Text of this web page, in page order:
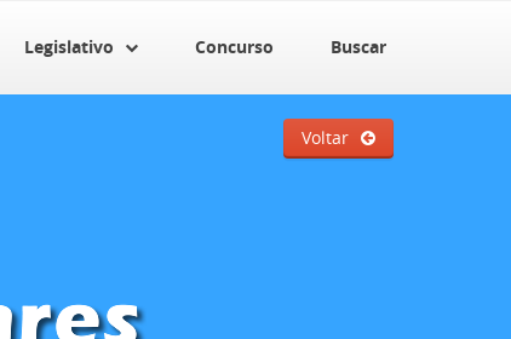
Legislativo Concurso Buscar
Voltar